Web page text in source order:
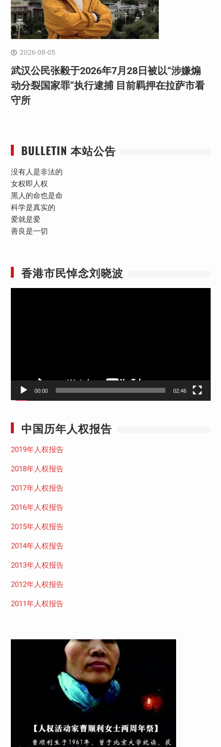
2026-08-05
武汉公民张毅于2026年7月28日被以“涉嫌煽
动分裂国家罪”执行逮捕 目前羁押在拉萨市看
守所
BULLETIN 本站公告
没有人是非法的
女权即人权
黑人的命也是命
科学是真实的
爱就是爱
善良是一切
香港市民悼念刘晓波
00:00 02:46
中国历年人权报告
2019年人权报告
2018年人权报告
2017年人权报告
2016年人权报告
2015年人权报告
2014年人权报告
2013年人权报告
2012年人权报告
2011年人权报告